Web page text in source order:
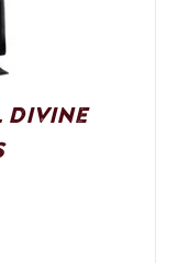
Divine